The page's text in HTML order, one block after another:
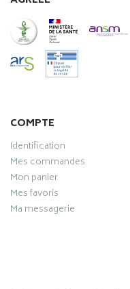
COMPTE
Identification
Mes commandes
Mon panier
Mes favoris
Ma messagerie